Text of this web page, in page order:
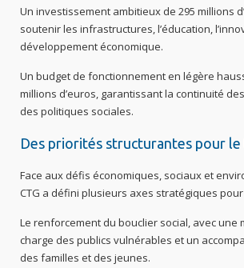
Un investissement ambitieux de 295 millions
soutenir les infrastructures, l’éducation,
développement économique.
Un budget de fonctionnement en légère
millions d’euros, garantissant la continuité
des politiques sociales.
Des priorités structurantes pour
Face aux défis économiques, sociaux et
CTG a défini plusieurs axes stratégiques pour
Le renforcement du bouclier social, avec une
charge des publics vulnérables et un
des familles et des jeunes.